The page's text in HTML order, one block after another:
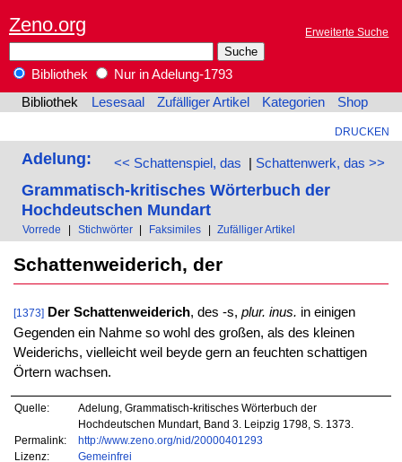
Zeno.org Erweiterte Suche
Bibliothek
Nur in Adelung-1793
Bibliothek
Lesesaal Zufälliger Artikel Kategorien Shop
DRUCKEN
<< Schattenspiel, das | Schattenwerk, das >>
Adelung:
Grammatisch-kritisches Wörterbuch der
Hochdeutschen Mundart
Vorrede | Stichwörter | Faksimiles | Zufälliger Artikel
Schattenweiderich, der
[1373] Der Schattenweiderich, des -s, plur. inus. in einigen
Gegenden ein Nahme so wohl des großen, als des kleinen
Weiderichs, vielleicht weil beyde gern an feuchten schattigen
Örtern wachsen.
Quelle:
Adelung, Grammatisch-kritisches Wörterbuch der
Hochdeutschen Mundart, Band 3. Leipzig 1798, S. 1373.
Permalink:
http://www.zeno.org/nid/20000401293
Lizenz:
Gemeinfrei